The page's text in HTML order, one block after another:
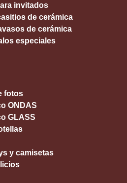
invitados
de cerámica
de cerámica
especiales
fotos
ONDAS
GLASS
y camisetas